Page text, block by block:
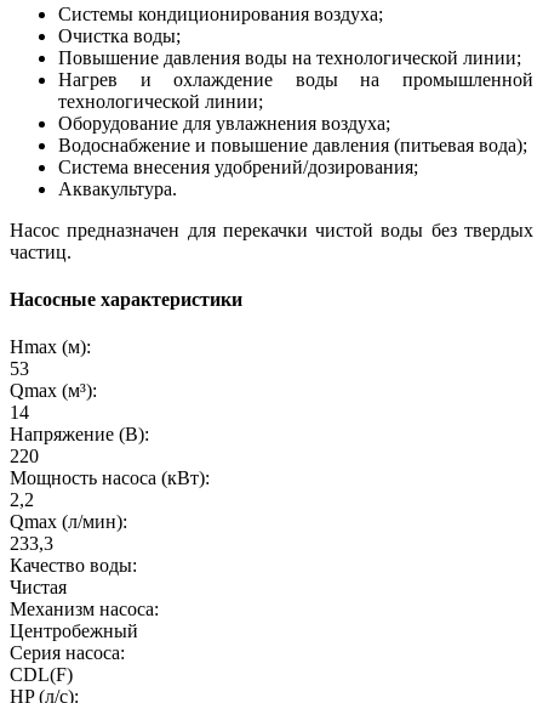
Системы кондиционирования воздуха;
Очистка воды;
Повышение давления воды на технологической линии;
Нагрев и охлаждение воды на промышленной
технологической линии;
Оборудование для увлажнения воздуха;
Водоснабжение и повышение давления (питьевая вода);
Система внесения удобрений/дозирования;
Аквакультура.
Насос предназначен для перекачки чистой воды без твердых
частиц.
Насосные характеристики
Hmax (м):
53
Qmax (м³):
14
Напряжение (В):
220
Мощность насоса (кВт):
2,2
Qmax (л/мин):
233,3
Качество воды:
Чистая
Механизм насоса:
Центробежный
Серия насоса:
CDL(F)
HP (л/с):